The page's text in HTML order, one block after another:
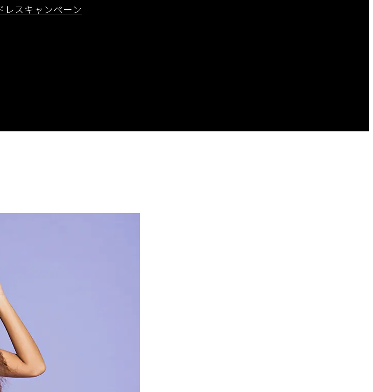
レスキャンペーン